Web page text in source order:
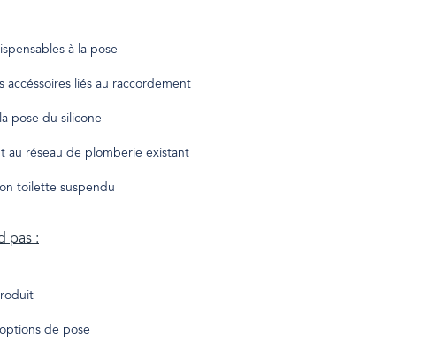
à la pose
accéssoires liés au raccordement
pose du silicone
au réseau de plomberie existant
toilette suspendu
pas :
de pose